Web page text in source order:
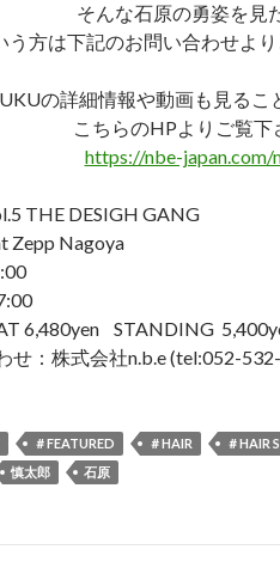
そんな石原の勇姿を見
う方は下記のお問い合わせより
の詳細情報や動画も見るこ
こちらのHPよりご覧下
https://nbe-japan.com/
THE DESIGH GANG
Zepp Nagoya
6,480yen STANDING
せ：株式会社n.b.e (tel:052-
＃FEATURED ＃HAIR ＃HAIR
慎太郎 石原